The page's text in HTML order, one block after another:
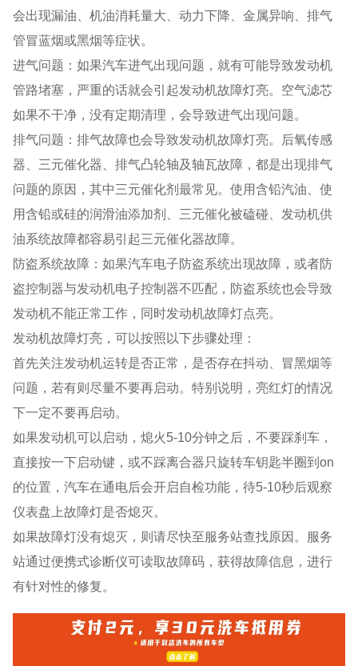
会出现漏油、机油消耗量大、动力下降、金属异响、排气
管冒蓝烟或黑烟等症状。
进气问题：如果汽车进气出现问题，就有可能导致发动机
管路堵塞，严重的话就会引起发动机故障灯亮。空气滤芯
如果不干净，没有定期清理，会导致进气出现问题。
排气问题：排气故障也会导致发动机故障灯亮。后氧传感
器、三元催化器、排气凸轮轴及轴瓦故障，都是出现排气
问题的原因，其中三元催化剂最常见。使用含铅汽油、使
用含铅或硅的润滑油添加剂、三元催化被磕碰、发动机供
油系统故障都容易引起三元催化器故障。
防盗系统故障：如果汽车电子防盗系统出现故障，或者防
盗控制器与发动机电子控制器不匹配，防盗系统也会导致
发动机不能正常工作，同时发动机故障灯点亮。
发动机故障灯亮，可以按照以下步骤处理：
⾸先关注发动机运转是否正常，是否存在抖动、冒黑烟等
问题，若有则尽量不要再启动。特别说明，亮红灯的情况
下一定不要再启动。
如果发动机可以启动，熄⽕5-10分钟之后，不要踩刹⻋，
直接按⼀下启动键，或不踩离合器只旋转⻋钥匙半圈到on
的位置，汽⻋在通电后会开启⾃检功能，待5-10秒后观察
仪表盘上故障灯是否熄灭。
如果故障灯没有熄灭，则请尽快⾄服务站查找原因。服务
站通过便携式诊断仪可读取故障码，获得故障信息，进行
有针对性的修复。